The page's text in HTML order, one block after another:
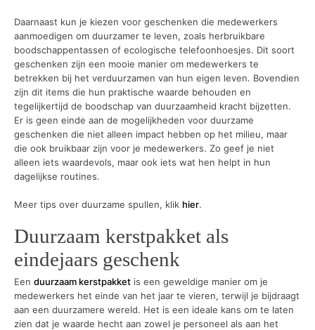
Daarnaast kun je kiezen voor geschenken die medewerkers
aanmoedigen om duurzamer te leven, zoals herbruikbare
boodschappentassen of ecologische telefoonhoesjes. Dit soort
geschenken zijn een mooie manier om medewerkers te
betrekken bij het verduurzamen van hun eigen leven. Bovendien
zijn dit items die hun praktische waarde behouden en
tegelijkertijd de boodschap van duurzaamheid kracht bijzetten.
Er is geen einde aan de mogelijkheden voor duurzame
geschenken die niet alleen impact hebben op het milieu, maar
die ook bruikbaar zijn voor je medewerkers. Zo geef je niet
alleen iets waardevols, maar ook iets wat hen helpt in hun
dagelijkse routines.
Meer tips over duurzame spullen, klik hier.
Duurzaam kerstpakket als
eindejaars geschenk
Een duurzaam kerstpakket is een geweldige manier om je
medewerkers het einde van het jaar te vieren, terwijl je bijdraagt
aan een duurzamere wereld. Het is een ideale kans om te laten
zien dat je waarde hecht aan zowel je personeel als aan het